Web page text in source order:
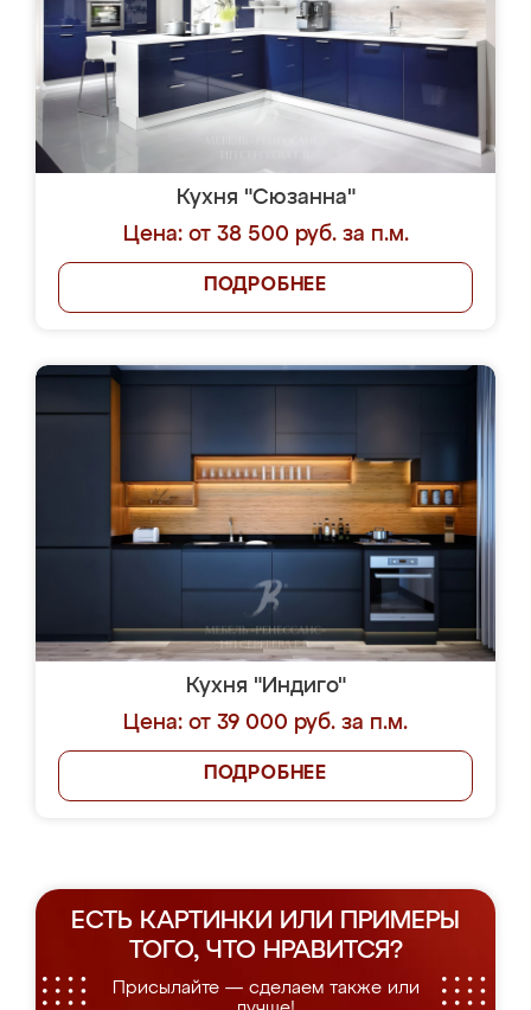
Кухня "Сюзанна"
Цена: от 38 500 руб. за п.м.
ПОДРОБНЕЕ
Кухня "Индиго"
Цена: от 39 000 руб. за п.м.
ПОДРОБНЕЕ
ЕСТЬ КАРТИНКИ ИЛИ ПРИМЕРЫ
ТОГО, ЧТО НРАВИТСЯ?
Присылайте — сделаем также или